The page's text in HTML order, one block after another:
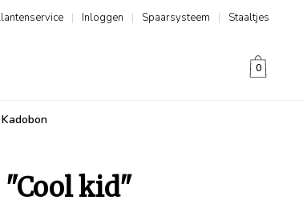
Staaltjes
|
Spaarsysteem
|
Inloggen
|
0
Kadobon
"Cool kid"